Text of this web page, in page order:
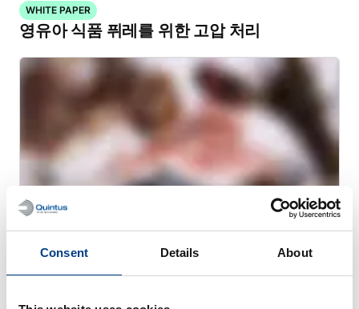
Consent Details About
WHITE PAPER
영유아 식품 퓌레를 위한 고압 처리